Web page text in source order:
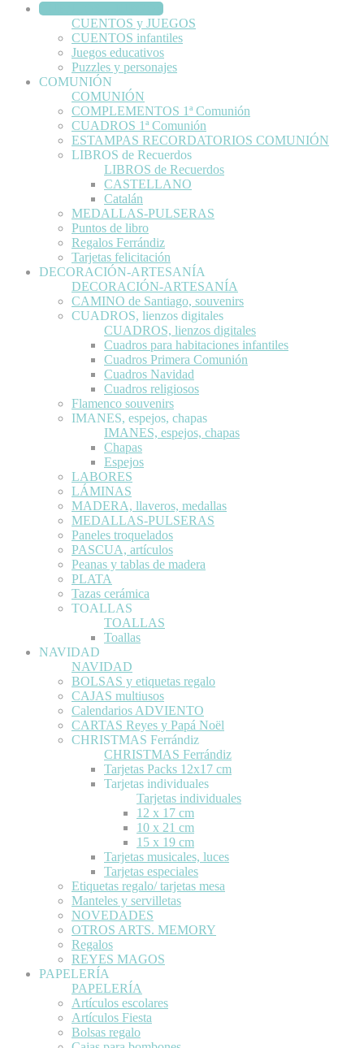
CUENTOS y JUEGOS
CUENTOS y JUEGOS
CUENTOS infantiles
Juegos educativos
Puzzles y personajes
COMUNIÓN
COMUNIÓN
COMPLEMENTOS 1ª Comunión
CUADROS 1ª Comunión
ESTAMPAS RECORDATORIOS COMUNIÓN
LIBROS de Recuerdos
LIBROS de Recuerdos
CASTELLANO
Catalán
MEDALLAS-PULSERAS
Puntos de libro
Regalos Ferrándiz
Tarjetas felicitación
DECORACIÓN-ARTESANÍA
DECORACIÓN-ARTESANÍA
CAMINO de Santiago, souvenirs
CUADROS, lienzos digitales
CUADROS, lienzos digitales
Cuadros para habitaciones infantiles
Cuadros Primera Comunión
Cuadros Navidad
Cuadros religiosos
Flamenco souvenirs
IMANES, espejos, chapas
IMANES, espejos, chapas
Chapas
Espejos
LABORES
LÁMINAS
MADERA, llaveros, medallas
MEDALLAS-PULSERAS
Paneles troquelados
PASCUA, artículos
Peanas y tablas de madera
PLATA
Tazas cerámica
TOALLAS
TOALLAS
Toallas
NAVIDAD
NAVIDAD
BOLSAS y etiquetas regalo
CAJAS multiusos
Calendarios ADVIENTO
CARTAS Reyes y Papá Noël
CHRISTMAS Ferrándiz
CHRISTMAS Ferrándiz
Tarjetas Packs 12x17 cm
Tarjetas individuales
Tarjetas individuales
12 x 17 cm
10 x 21 cm
15 x 19 cm
Tarjetas musicales, luces
Tarjetas especiales
Etiquetas regalo/ tarjetas mesa
Manteles y servilletas
NOVEDADES
OTROS ARTS. MEMORY
Regalos
REYES MAGOS
PAPELERÍA
PAPELERÍA
Artículos escolares
Artículos Fiesta
Bolsas regalo